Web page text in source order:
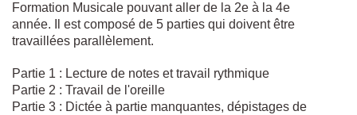
Formation Musicale pouvant aller de la 2e à la 4e
année. Il est composé de 5 parties qui doivent être
travaillées parallèlement.
Partie 1 : Lecture de notes et travail rythmique
Partie 2 : Travail de l'oreille
Partie 3 : Dictée à partie manquantes, dépistages de